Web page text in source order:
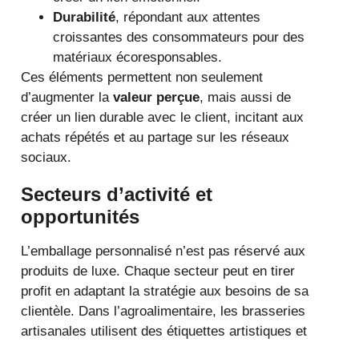
Durabilité, répondant aux attentes
croissantes des consommateurs pour des
matériaux écoresponsables.
Ces éléments permettent non seulement
d’augmenter la valeur perçue, mais aussi de
créer un lien durable avec le client, incitant aux
achats répétés et au partage sur les réseaux
sociaux.
Secteurs d’activité et
opportunités
L’emballage personnalisé n’est pas réservé aux
produits de luxe. Chaque secteur peut en tirer
profit en adaptant la stratégie aux besoins de sa
clientèle. Dans l’agroalimentaire, les brasseries
artisanales utilisent des étiquettes artistiques et